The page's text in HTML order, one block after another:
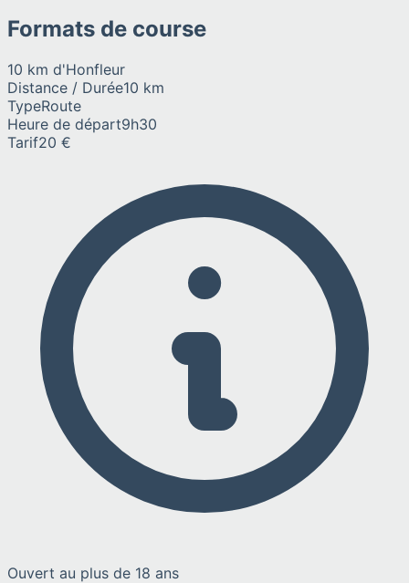
Formats de course
10 km d'Honfleur
Distance / Durée10 km
TypeRoute
Heure de départ9h30
Tarif20 €
Ouvert au plus de 18 ans